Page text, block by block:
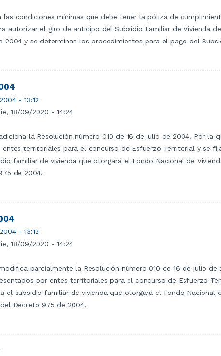
las condiciones mínimas que debe tener la póliza de
autorizar el giro de anticipo del Subsidio Familiar de Vivienda
2004 y se determinan los procedimientos para el pago del
- 13:12
18/09/2020 - 14:24
la Resolución número 010 de 16 de julio de 2004. Por la
entes territoriales para el concurso de Esfuerzo Territorial y se
familiar de vivienda que otorgará el Fondo Nacional de
de 2004.
- 13:12
18/09/2020 - 14:24
parcialmente la Resolución número 010 de 16 de julio
por entes territoriales para el concurso de Esfuerzo
el subsidio familiar de vivienda que otorgará el Fondo Nacional
Decreto 975 de 2004.